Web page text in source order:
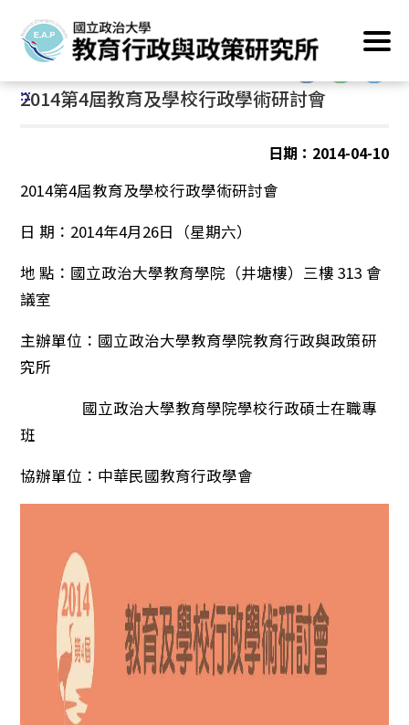
到
要
內
首頁 /主要業務 / 學術成果
:::
2014第4屆教育及學校行政學術研討會
日期：2014-04-10
2014第4屆教育及學校行政學術研討會
日 期：2014年4月26日（星期六）
地 點：國立政治大學教育學院（井塘樓）三樓 313 會
議室
主辦單位：國立政治大學教育學院教育行政與政策研
究所
國立政治大學教育學院學校行政碩士在職專
班
協辦單位：中華民國教育行政學會